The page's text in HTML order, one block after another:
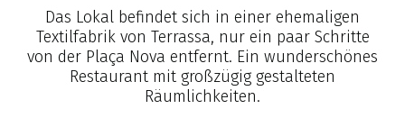
Das Lokal befindet sich in einer ehemaligen
Textilfabrik von Terrassa, nur ein paar Schritte
von der Plaça Nova entfernt. Ein wunderschönes
Restaurant mit großzügig gestalteten
Räumlichkeiten.